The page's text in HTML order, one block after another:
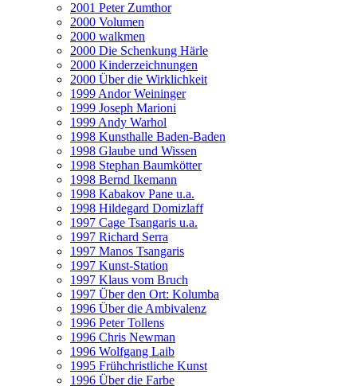
2001 Peter Zumthor
2000 Volumen
2000 walkmen
2000 Die Schenkung Härle
2000 Kinderzeichnungen
2000 Über die Wirklichkeit
1999 Andor Weininger
1999 Joseph Marioni
1999 Andy Warhol
1998 Kunsthalle Baden-Baden
1998 Glaube und Wissen
1998 Stephan Baumkötter
1998 Bernd Ikemann
1998 Kabakov Pane u.a.
1998 Hildegard Domizlaff
1997 Cage Tsangaris u.a.
1997 Richard Serra
1997 Manos Tsangaris
1997 Kunst-Station
1997 Klaus vom Bruch
1997 Über den Ort: Kolumba
1996 Über die Ambivalenz
1996 Peter Tollens
1996 Chris Newman
1996 Wolfgang Laib
1995 Frühchristliche Kunst
1996 Über die Farbe